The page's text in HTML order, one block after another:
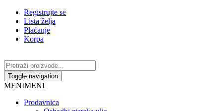
Registrujte se
Lista želja
Plaćanje
Korpa
Toggle navigation
MENIMENI
Prodavnica